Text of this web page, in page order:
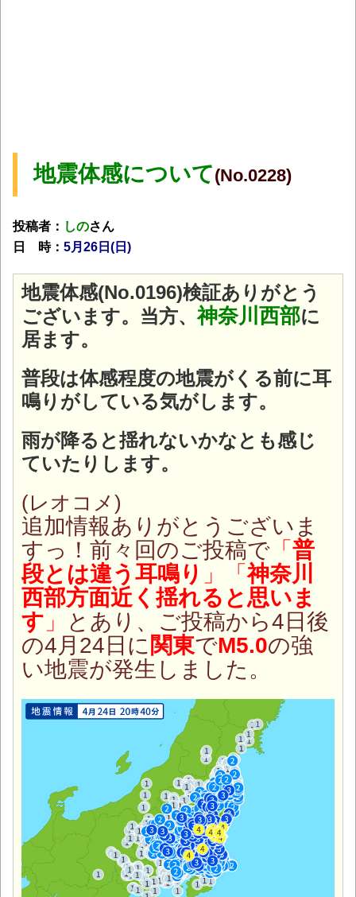
地震体感について(No.0228)
投稿者： しのさん
日 時： 5月26日(日 )
地震体感(No.0196)検証ありがとう
ございます。 当方、神奈川西部に
居ます。
普段は体感程度の地震がくる前に耳
鳴りがしている気がします。
雨が降ると揺れないかなとも感じ
ていたりします。
(レオコメ)
追加情報ありがとうございま
すっ！前々回のご投稿で 「 普
段とは違う耳鳴り 」「神奈川
西部方面近く揺れると思いま
す 」
とあり、ご投稿から4日後
の4月24日に 関東でM5.0の強
い地震が発生しました。